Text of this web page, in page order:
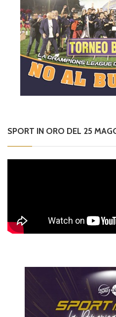
SPORT IN ORO DEL 25